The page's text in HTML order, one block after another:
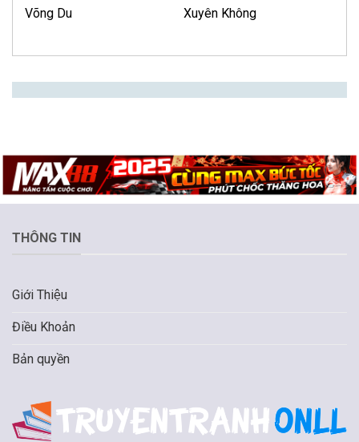
Võng Du Xuyên Không
THÔNG TIN
Giới Thiệu
Điều Khoản
Bản quyền